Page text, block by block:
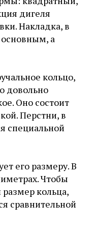
дигеля
Накладка, в
основным, а
кольцо,
довольно
Оно состоит
Перстни, в
специальной
его размеру. В
Чтобы
кольца,
сравнительной